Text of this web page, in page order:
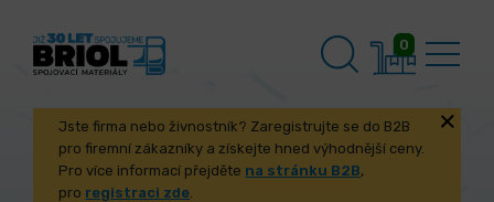
0
Jste firma nebo živnostník? Zaregistrujte se do B2B
pro firemní zákazníky a získejte hned výhodnější ceny.
Pro více informací přejděte na stránku B2B,
pro registraci zde.